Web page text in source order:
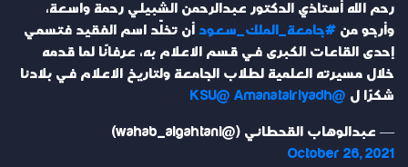
رحم الله أستاذي الدكتور عبدالرحمن الشبيلي رحمة واسعة،
وأرجو من #جامعة_الملك_سعود أن تخلّد اسم الفقيد فتسمي
إحدى القاعات الكبرى في قسم الاعلام به، عرفانًا لما قدمه
خلال مسيرته العلمية لطلاب الجامعة ولتاريخ الاعلام في بلادنا
شكرًا ل @Amanatalriyadh
@KSU
— عبدالوهاب القحطاني (@wahab_algahtani)
October 26, 2021